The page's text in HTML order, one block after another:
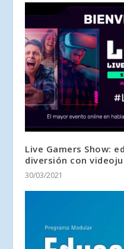
Live Gamers Show:
diversión con
30/03/2021